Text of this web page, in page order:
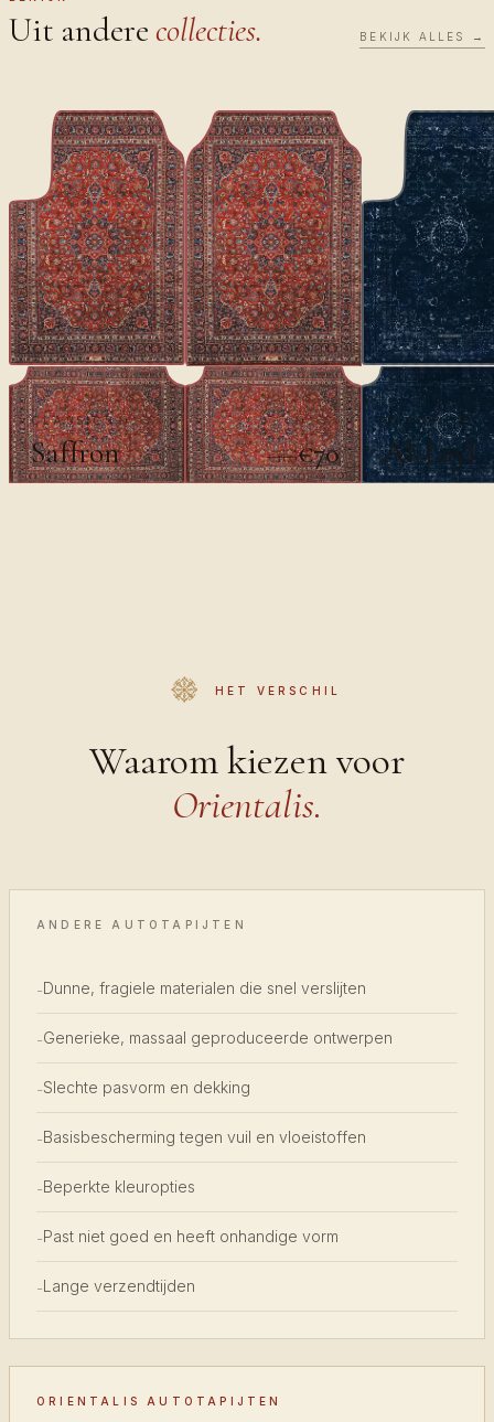
Uit anderecollecties. BEKIJK ALLES →
CLASSICS
Saffron €100€70
CLASSICS
Al-Layl
HET VERSCHIL
Waarom kiezen voor
Orientalis.
ANDERE AUTOTAPIJTEN
-Dunne, fragiele materialen die snel verslijten
-Generieke, massaal geproduceerde ontwerpen
-Slechte pasvorm en dekking
-Basisbescherming tegen vuil en vloeistoffen
-Beperkte kleuropties
-Past niet goed en heeft onhandige vorm
-Lange verzendtijden
ORIENTALIS AUTOTAPIJTEN